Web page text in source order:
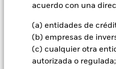
acuerdo con una
(a) entidades de
(b) empresas de
(c) cualquier otra
autorizada o regulada;
inversiones directas en
sectores, o vínculos con ellos,
del Fondo y se establece con
producto correspondiente al
www.blackrock.com. La GI
a las empresas que han